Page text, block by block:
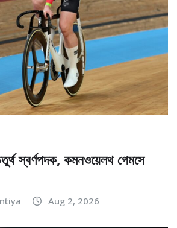
স্বর্ণপদক, কমনওয়েলথ গেমসে
Aug 2, 2026